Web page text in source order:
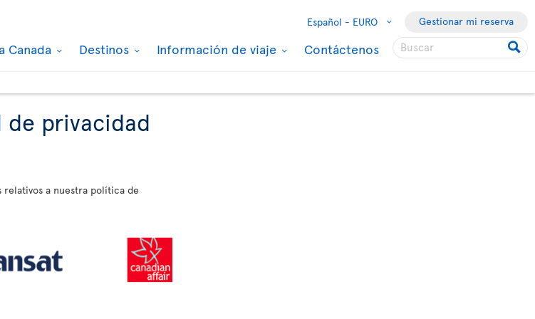
Español - EURO Gestionar mi reserva
Canada Destinos Información de viaje Contáctenos
privacidad
a nuestra política de